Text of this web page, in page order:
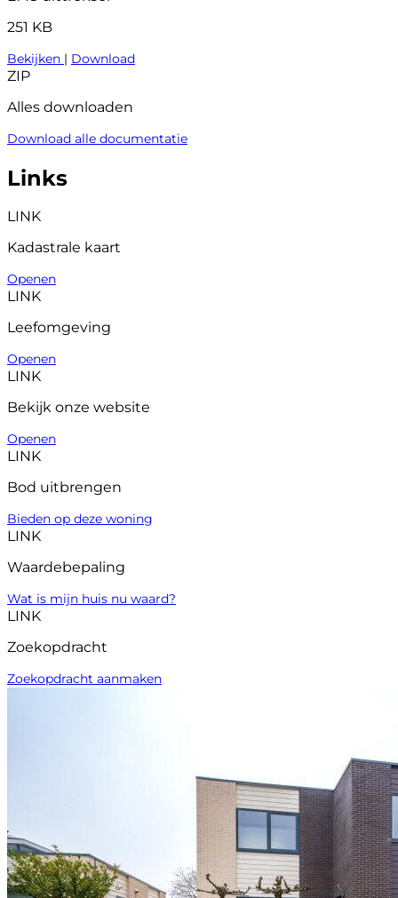
251 KB
Bekijken | Download
ZIP
Alles downloaden
Download alle documentatie
Links
LINK
Kadastrale kaart
Openen
LINK
Leefomgeving
Openen
LINK
Bekijk onze website
Openen
LINK
Bod uitbrengen
Bieden op deze woning
LINK
Waardebepaling
Wat is mijn huis nu waard?
LINK
Zoekopdracht
Zoekopdracht aanmaken